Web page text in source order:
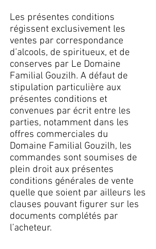
Les présentes conditions
régissent exclusivement les
ventes par correspondance
d’alcools, de spiritueux, et de
conserves par Le Domaine
Familial Gouzilh. A défaut de
stipulation particulière aux
présentes conditions et
convenues par écrit entre les
parties, notamment dans les
offres commerciales du
Domaine Familial Gouzilh, les
commandes sont soumises de
plein droit aux présentes
conditions générales de vente
quelle que soient par ailleurs les
clauses pouvant figurer sur les
documents complétés par
l’acheteur.